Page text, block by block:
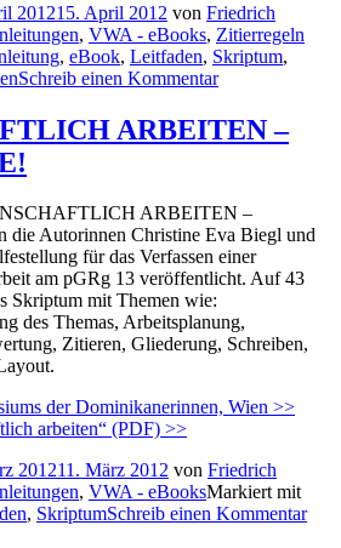
201215. April 2012 von Friedrich
, VWA - eBooks, Zitierregeln
, eBook, Leitfaden, Skriptum,
Schreib einen Kommentar
ARBEITEN –
ARBEITEN –
die Autorinnen Christine Eva Biegl und
für das Verfassen einer
am pGRg 13 veröffentlicht. Auf 43
Skriptum mit Themen wie:
des Themas, Arbeitsplanung,
Zitieren, Gliederung, Schreiben,
der Dominikanerinnen, Wien >>
arbeiten“ (PDF) >>
201211. März 2012 von Friedrich
, VWA - eBooksMarkiert mit
, SkriptumSchreib einen Kommentar